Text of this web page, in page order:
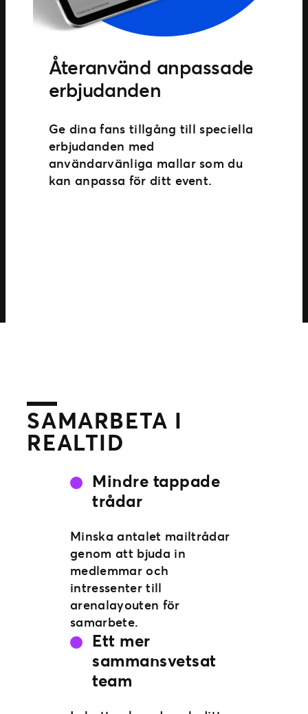
Återanvänd anpassade
erbjudanden
Ge dina fans tillgång till speciella
erbjudanden med
användarvänliga mallar som du
kan anpassa för ditt event.
SAMARBETA I
REALTID
Mindre tappade
trådar
Minska antalet mailtrådar
genom att bjuda in
medlemmar och
intressenter till
arenalayouten för
samarbete.
Ett mer
sammansvetsat
team